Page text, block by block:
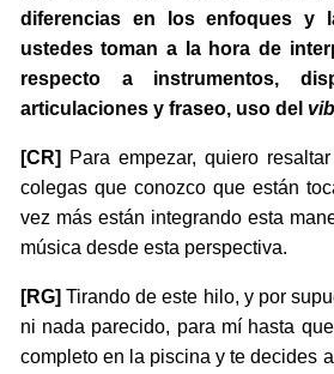
diferencias en los enfoques y
ustedes toman a la hora de
respecto a instrumentos,
articulaciones y fraseo, uso del
[CR]
Para empezar, quiero
colegas que conozco que están
vez más están integrando esta
música desde esta perspectiva.
[RG] Tirando de este hilo, y por
ni nada parecido, para mí hasta
completo en la piscina y te decides